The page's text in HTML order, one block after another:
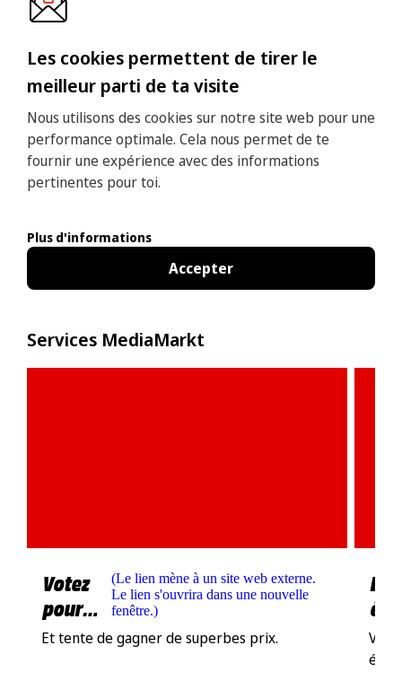
Les cookies permettent de tirer le
meilleur parti de ta visite
Nous utilisons des cookies sur notre site web pour une
performance optimale. Cela nous permet de te
fournir une expérience avec des informations
pertinentes pour toi.
Plus d'informations
Accepter
Services MediaMarkt
Votez
pour
nous !
(Le lien mène à un site web externe.
Le lien s'ouvrira dans une nouvelle
fenêtre.)
Et tente de gagner de superbes prix.
Voir